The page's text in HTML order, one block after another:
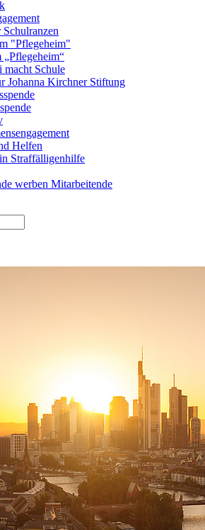
"Pflegeheim"
„Pflegeheim“
Schule
Johanna Kirchner Stiftung
Helfen
Straffälligenhilfe
werben Mitarbeitende